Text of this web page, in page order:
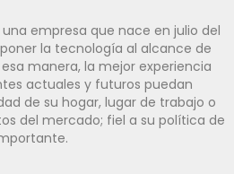
una empresa que nace en julio del
la tecnología al alcance de
manera, la mejor experiencia
actuales y futuros puedan
de su hogar, lugar de trabajo o
del mercado; fiel a su política de